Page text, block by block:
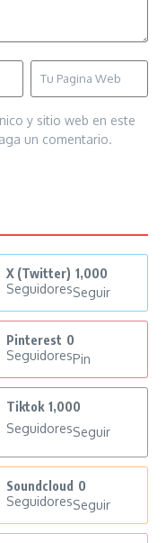
y sitio web en este
un comentario.
X (Twitter) 1,000
SeguidoresSeguir
Pinterest 0
SeguidoresPin
Tiktok 1,000
SeguidoresSeguir
Soundcloud 0
SeguidoresSeguir